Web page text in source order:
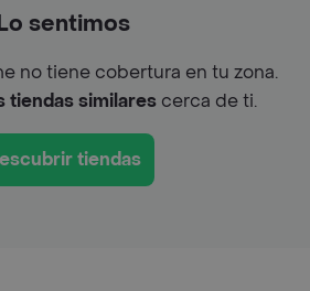
sentimos
no tiene cobertura en tu zona.
tiendas similarescerca de ti.
tiendas